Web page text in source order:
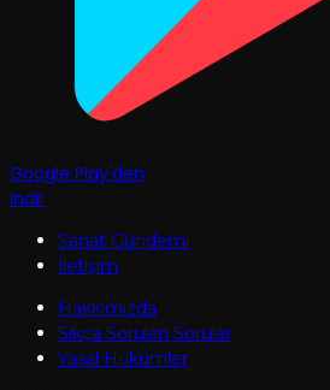
Google Play'den
İndir
Sanat Gündemi
İletişim
Hakkımızda
Sıkça Sorulan Sorular
Yasal Hükümler